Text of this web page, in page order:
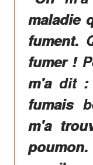
maladie
fument.
fumer !
m'a dit :
fumais
m'a